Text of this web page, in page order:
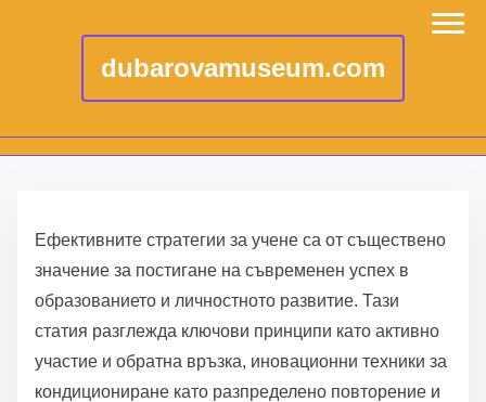
dubarovamuseum.com
Ефективните стратегии за учене са от съществено
значение за постигане на съвременен успех в
образованието и личностното развитие. Тази
статия разглежда ключови принципи като активно
участие и обратна връзка, иновационни техники за
кондициониране като разпределено повторение и